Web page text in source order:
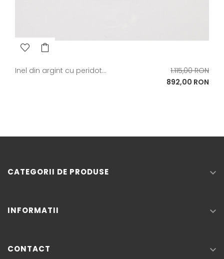
Inel din argint cu peridot...
Pret
de
1.115,00 RON
Pret
892,00 RON
CATEGORII DE PRODUSE 
INFORMATII 
CONTACT 